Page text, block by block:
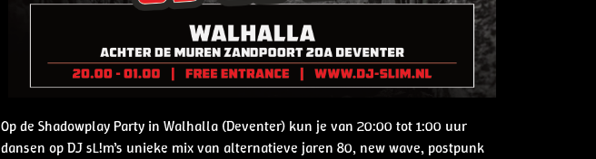
Op de Shadowplay Party in Walhalla (Deventer) kun je van 20:00 tot 1:00 uur
dansen op DJ sL!m’s unieke mix van alternatieve jaren 80, new wave, postpunk